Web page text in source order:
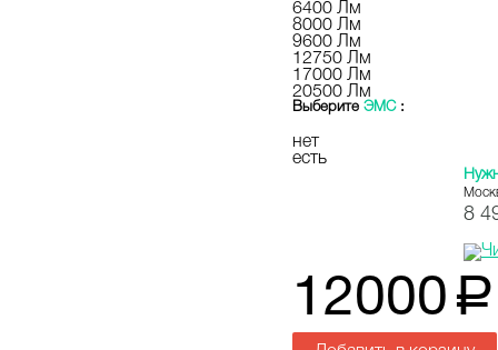
6400 Лм
8000 Лм
9600 Лм
12750 Лм
17000 Лм
20500 Лм
Выберите ЭМС :
нет
есть
8
12000 a